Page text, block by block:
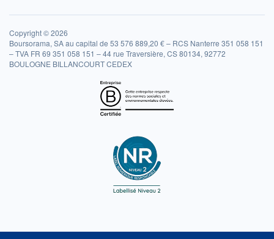
Copyright © 2026
Boursorama, SA au capital de 53 576 889,20 € – RCS Nanterre 351 058 151
– TVA FR 69 351 058 151 – 44 rue Traversière, CS 80134, 92772
BOULOGNE BILLANCOURT CEDEX